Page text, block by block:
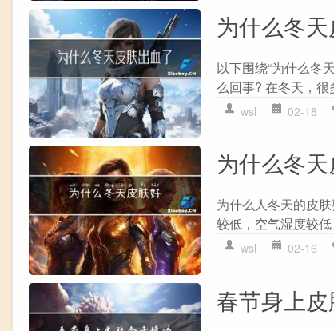
为什么冬
以下围绕“为什么冬
么回事? 在冬天，
wsl 02-18
为什么冬
为什么人冬天的皮
较低，空气湿度较
wsl 02-16
春节身上